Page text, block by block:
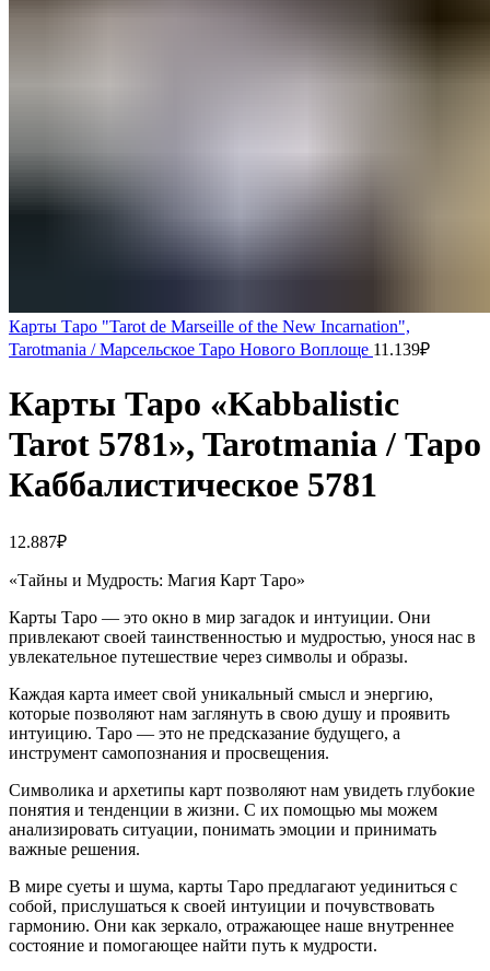
Карты Таро "Tarot de Marseille of the New Incarnation",
Tarotmania / Марсельское Таро Нового Воплоще 11.139₽
Карты Таро «Kabbalistic
Tarot 5781», Tarotmania / Таро
Каббалистическое 5781
12.887₽
«Тайны и Мудрость: Магия Карт Таро»
Карты Таро — это окно в мир загадок и интуиции. Они
привлекают своей таинственностью и мудростью, унося нас в
увлекательное путешествие через символы и образы.
Каждая карта имеет свой уникальный смысл и энергию,
которые позволяют нам заглянуть в свою душу и проявить
интуицию. Таро — это не предсказание будущего, а
инструмент самопознания и просвещения.
Символика и архетипы карт позволяют нам увидеть глубокие
понятия и тенденции в жизни. С их помощью мы можем
анализировать ситуации, понимать эмоции и принимать
важные решения.
В мире суеты и шума, карты Таро предлагают уединиться с
собой, прислушаться к своей интуиции и почувствовать
гармонию. Они как зеркало, отражающее наше внутреннее
состояние и помогающее найти путь к мудрости.